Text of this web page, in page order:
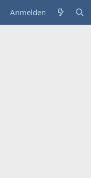
Anmelden